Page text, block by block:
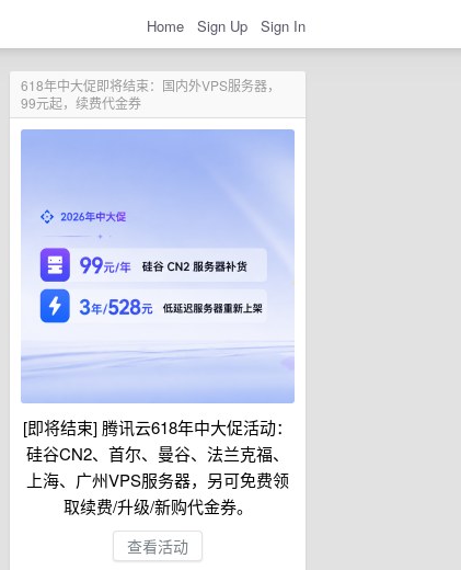
Home Sign Up Sign In
618年中大促即将结束：国内外VPS服务器，
99元起，续费代金券
[即将结束] 腾讯云618年中大促活动：
硅谷CN2、首尔、曼谷、法兰克福、
上海、广州VPS服务器，另可免费领
取续费/升级/新购代金券。
查看活动